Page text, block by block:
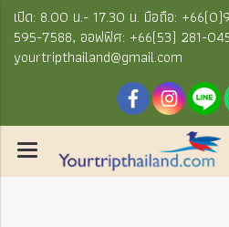
เปิด: 8.00 น.- 17.30 น. มือถือ:
595-7588, ออฟฟิศ: +66(53) 281-
yourtripthailand@gmail.com